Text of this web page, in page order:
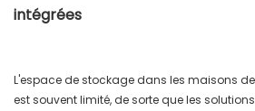
intégrées
L'espace de stockage dans les maisons
est souvent limité, de sorte que les